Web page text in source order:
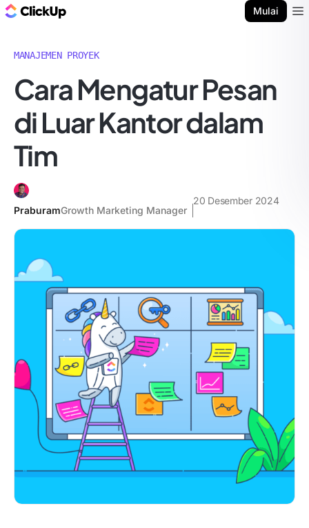
Mulai
MANAJEMEN PROYEK
Cara Mengatur Pesan
di Luar Kantor dalam
Tim
PraburamGrowth Marketing Manager
20 Desember 2024